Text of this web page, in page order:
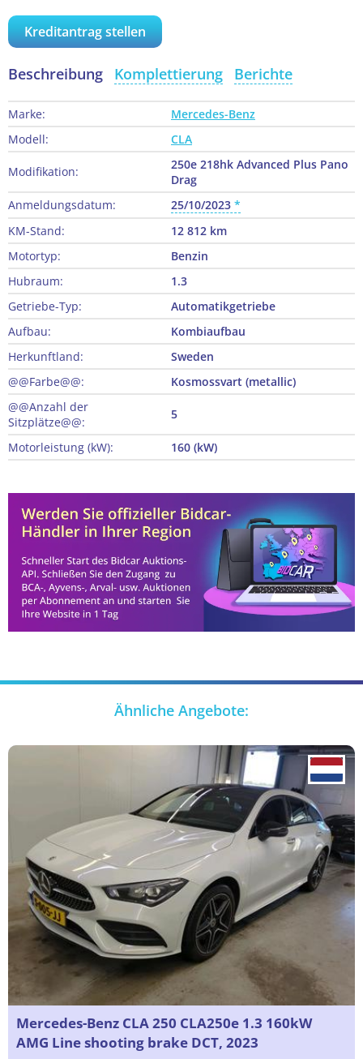
Kreditantrag stellen
Beschreibung Komplettierung Berichte
Marke:
Mercedes-Benz
Modell:
CLA
Modifikation:
250e 218hk Advanced Plus Pano
Drag
Anmeldungsdatum:
25/10/2023
KM-Stand:
12 812 km
Motortyp:
Benzin
Hubraum:
1.3
Getriebe-Typ:
Automatikgetriebe
Aufbau:
Kombiaufbau
Herkunftland:
Sweden
@@Farbe@@:
Kosmossvart (metallic)
@@Anzahl der
Sitzplätze@@:
5
Motorleistung (kW): 160 (kW)
Ähnliche Angebote:
Mercedes-Benz CLA 250 CLA250e 1.3 160kW
AMG Line shooting brake DCT, 2023